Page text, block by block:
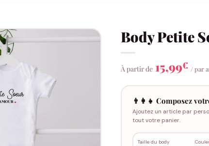
Body Petite
À partir de 15,99€ / par
👨‍👩‍👧 Composez
Ajoutez un article par
tout votre panier.
Taille du body